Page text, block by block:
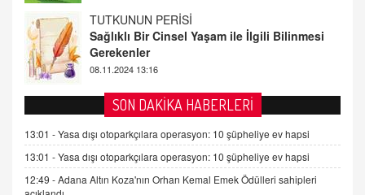
08.11.2024 13:16
FARUK ÖNALAN
Tezkere Onaylanmasaydı…
AV. DOĞAN CAN DOĞAN
Kişisel verilerin korunması ve dijital hukukun
gelişimi
15.09.2025 16:17
SON DAKİKA HABERLERİ
13:01 -Yasa dışı otoparkçılara operasyon: 10 şüpheliye ev hapsi
13:01 -Yasa dışı otoparkçılara operasyon: 10 şüpheliye ev hapsi
12:49 -Adana Altın Koza'nın Orhan Kemal Emek Ödülleri sahipleri